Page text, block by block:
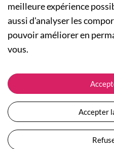
A PROPOS
Qui sommes-nous
Actualités
Nos engagements
Plan du site
Devenir revendeur
NOS RUBRIQUES
Collection Femme
Collection Enfants
Les Totebags
Nos différents
ASSISTANCE
Suivre ma
Expédition et
Retour et
Moyens de
Conditions générales de vente
meilleure expérience
aussi d'analyser les
pouvoir améliorer en
vous.
Accepter